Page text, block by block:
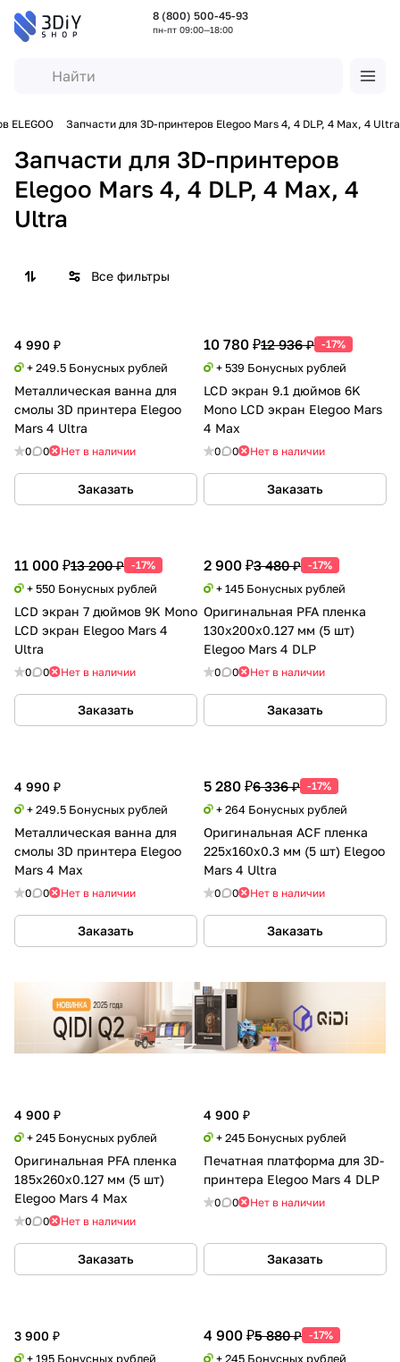
8 (800) 500-45-93
пн-пт 09:00—18:00
ELEGOO Запчасти для 3D-принтеров Elegoo Mars 4, 4 DLP, 4 Max, 4 Ultra
Запчасти для 3D-принтеров
Elegoo Mars 4, 4 DLP, 4 Max, 4
Ultra
Все фильтры
4 990 ₽
+ 249.5 Бонусных рублей
Металлическая ванна для
смолы 3D принтера Elegoo
Mars 4 Ultra
0 0 Нет в наличии
Заказать
10 780 ₽12 936 ₽ -17%
+ 539 Бонусных рублей
LCD экран 9.1 дюймов 6K
Mono LCD экран Elegoo Mars
4 Max
0 0 Нет в наличии
Заказать
11 000 ₽13 200 ₽ -17%
+ 550 Бонусных рублей
LCD экран 7 дюймов 9K Mono
LCD экран Elegoo Mars 4
Ultra
0 0 Нет в наличии
Заказать
2 900 ₽3 480 ₽ -17%
+ 145 Бонусных рублей
Оригинальная PFA пленка
130x200x0.127 мм (5 шт)
Elegoo Mars 4 DLP
0 0 Нет в наличии
Заказать
4 990 ₽
+ 249.5 Бонусных рублей
Металлическая ванна для
смолы 3D принтера Elegoo
Mars 4 Max
0 0 Нет в наличии
Заказать
5 280 ₽6 336 ₽ -17%
+ 264 Бонусных рублей
Оригинальная ACF пленка
225x160x0.3 мм (5 шт) Elegoo
Mars 4 Ultra
0 0 Нет в наличии
Заказать
4 900 ₽
+ 245 Бонусных рублей
Оригинальная PFA пленка
185x260x0.127 мм (5 шт)
Elegoo Mars 4 Max
0 0 Нет в наличии
Заказать
4 900 ₽
+ 245 Бонусных рублей
Печатная платформа для 3D-
принтера Elegoo Mars 4 DLP
0 0 Нет в наличии
Заказать
3 900 ₽
+ 195 Бонусных рублей
4 900 ₽5 880 ₽ -17%
+ 245 Бонусных рублей